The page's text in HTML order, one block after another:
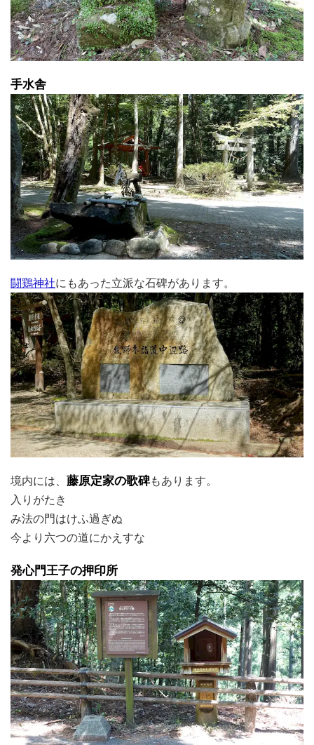
手水舎
闘鶏神社にもあった立派な石碑があります。
境内には、 藤原定家の歌碑もあります。
入りがたき
み法の門はけふ過ぎぬ
今より六つの道にかえすな
発心門王子の押印所